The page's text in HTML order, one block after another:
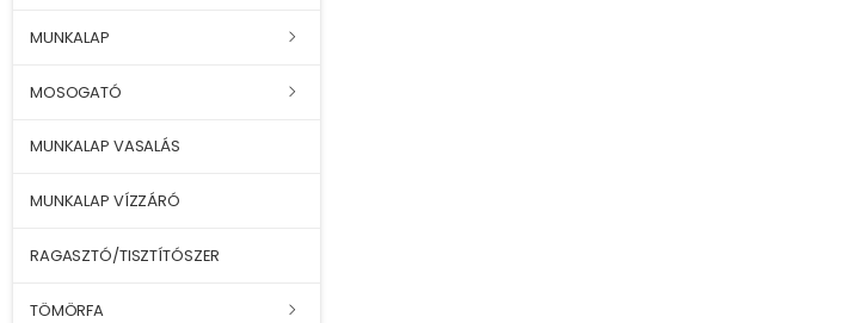
MUNKALAP
MOSOGATÓ
MUNKALAP VASALÁS
MUNKALAP VÍZZÁRÓ
RAGASZTÓ/TISZTÍTÓSZER
TÖMÖRFA